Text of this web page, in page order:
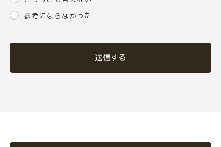
参考にならなかった
送信する